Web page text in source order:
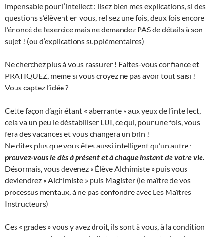
impensable pour l’intellect : lisez bien mes explications, si des
questions s’élèvent en vous, relisez une fois, deux fois encore
l’énoncé de l’exercice mais ne demandez PAS de détails à son
sujet ! (ou d’explications supplémentaires)
Ne cherchez plus à vous rassurer ! Faites-vous confiance et
PRATIQUEZ, même si vous croyez ne pas avoir tout saisi !
Vous captez l’idée ?
Cette façon d’agir étant « aberrante » aux yeux de l’intellect,
cela va un peu le déstabiliser LUI, ce qui, pour une fois, vous
fera des vacances et vous changera un brin !
Ne dites plus que vous êtes aussi intelligent qu’un autre :
prouvez-vous le dès à présent et à chaque instant de votre vie.
Désormais, vous devenez « Élève Alchimiste » puis vous
deviendrez « Alchimiste » puis Magister (le maître de vos
processus mentaux, à ne pas confondre avec Les Maîtres
Instructeurs)
Ces « grades » vous y avez droit, ils sont à vous, à la condition